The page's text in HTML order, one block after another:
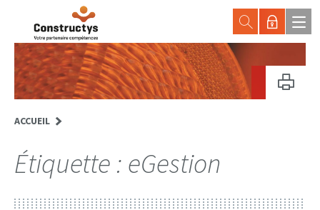
ACCUEIL
Étiquette : eGestion